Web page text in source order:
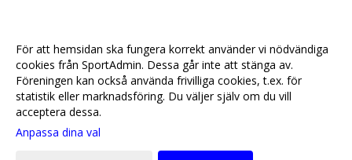
För att hemsidan ska fungera korrekt använder vi nödvändiga
cookies från SportAdmin. Dessa går inte att stänga av.
Föreningen kan också använda frivilliga cookies, t.ex. för
statistik eller marknadsföring. Du väljer själv om du vill
acceptera dessa.
Anpassa dina val